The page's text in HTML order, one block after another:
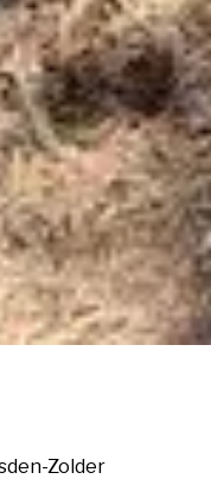
Zolder